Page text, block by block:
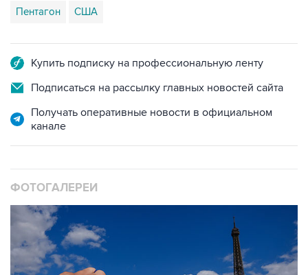
Пентагон США
Купить подписку на профессиональную ленту
Подписаться на рассылку главных новостей сайта
Получать оперативные новости в официальном
канале
ФОТОГАЛЕРЕИ